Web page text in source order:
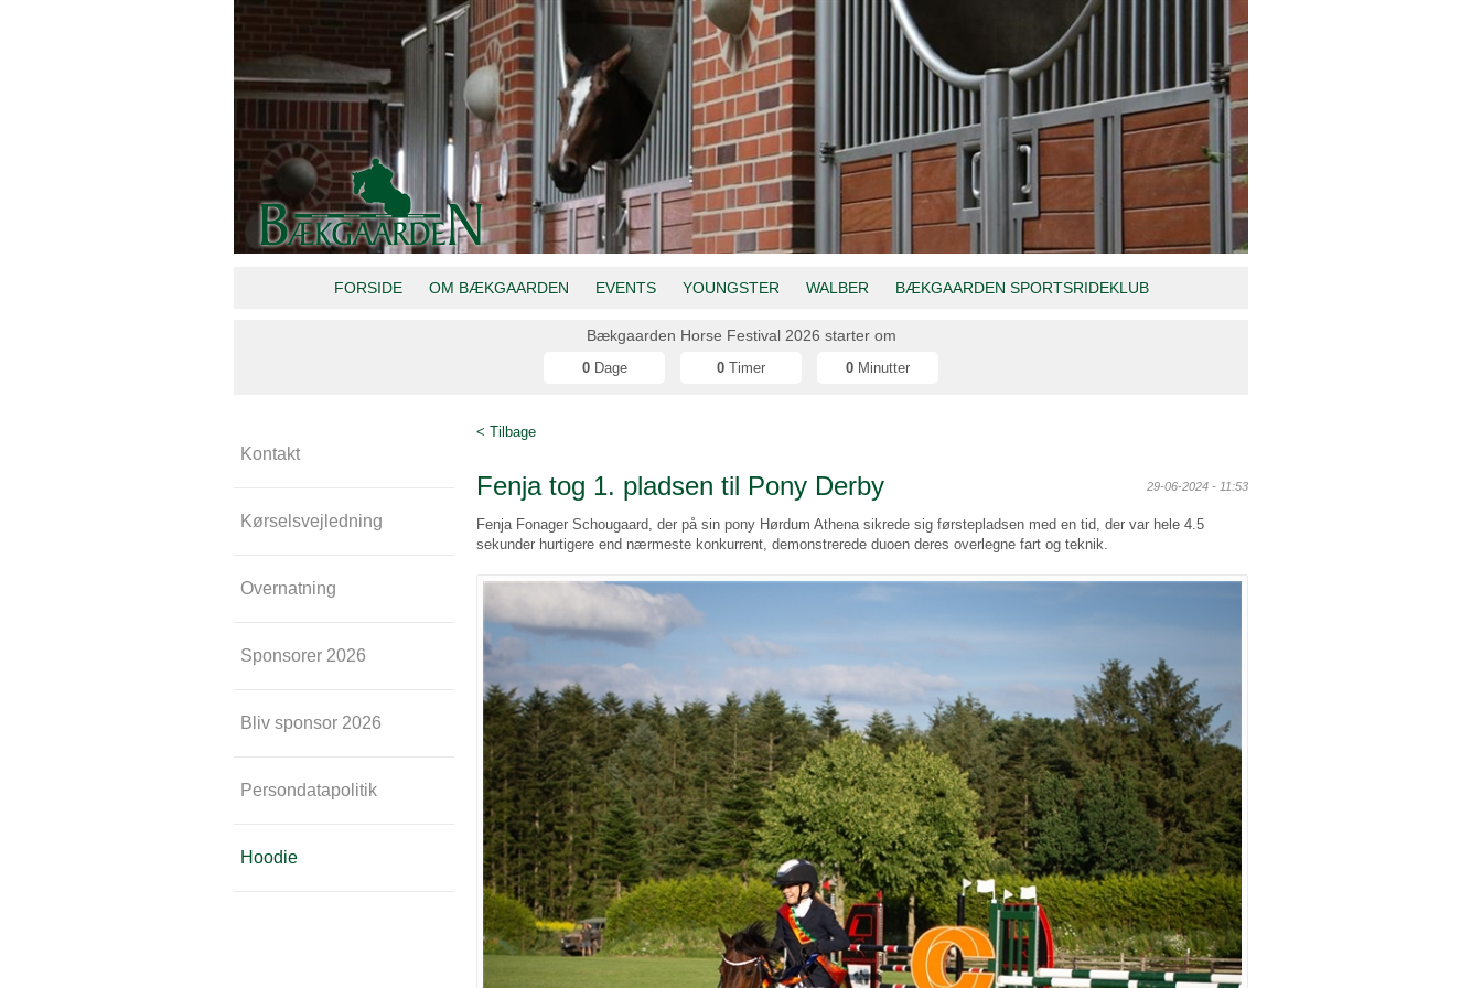
FORSIDE OM BÆKGAARDEN EVENTS YOUNGSTER WALBER BÆKGAARDEN SPORTSRIDEKLUB
Bækgaarden Horse Festival 2026 starter om
0 Dage 0 Timer 0 Minutter
Kontakt
Kørselsvejledning
Overnatning
Sponsorer 2026
Bliv sponsor 2026
Persondatapolitik
Hoodie
< Tilbage
Fenja tog 1. pladsen til Pony Derby 29-06-2024 - 11:53
Fenja Fonager Schougaard, der på sin pony Hørdum Athena sikrede sig førstepladsen med en tid, der var hele 4.5
sekunder hurtigere end nærmeste konkurrent, demonstrerede duoen deres overlegne fart og teknik.